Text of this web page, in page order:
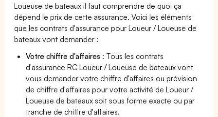
Loueuse de bateaux il faut comprendre de quoi ça
dépend le prix de cette assurance. Voici les éléments
que les contrats d'assurance pour Loueur / Loueuse de
bateaux vont demander :
Votre chiffre d'affaires : Tous les contrats
d'assurance RC Loueur / Loueuse de bateaux vont
vous demander votre chiffre d'affaires ou prévision
de chiffre d'affaires pour votre activité de Loueur /
Loueuse de bateaux soit sous forme exacte ou par
tranche de chiffre d'affaires.